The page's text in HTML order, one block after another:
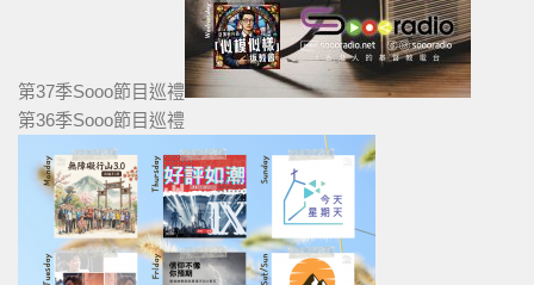
第37季Sooo節目巡禮
第36季Sooo節目巡禮